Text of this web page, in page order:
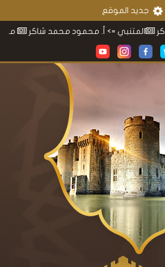
جديد الموقع
معجم المتنبي=> أ. محمود محمد شاكر